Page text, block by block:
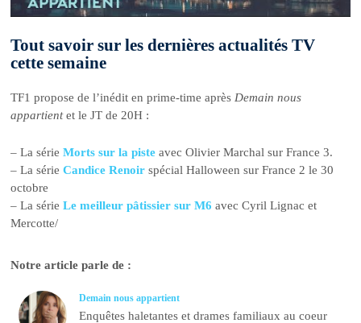
Tout savoir sur les dernières actualités TV
cette semaine
TF1 propose de l’inédit en prime-time après Demain nous
appartientet le JT de 20H :
– La sérieMorts sur la piste avec Olivier Marchal sur France 3.
– La sérieCandice Renoirspécial Halloween sur France 2 le 30
octobre
– La sérieLe meilleur pâtissier sur M6 avec Cyril Lignac et
Mercotte/
Notre article parle de :
Demain nous appartient
Enquêtes haletantes et drames familiaux au coeur